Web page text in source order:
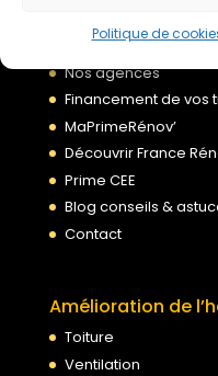
Politique de
Qui sommes nous ?
Nos agences
Financement de vos
MaPrimeRénov’
Découvrir France
Prime CEE
Blog conseils &
Contact
Amélioration de
Toiture
Ventilation